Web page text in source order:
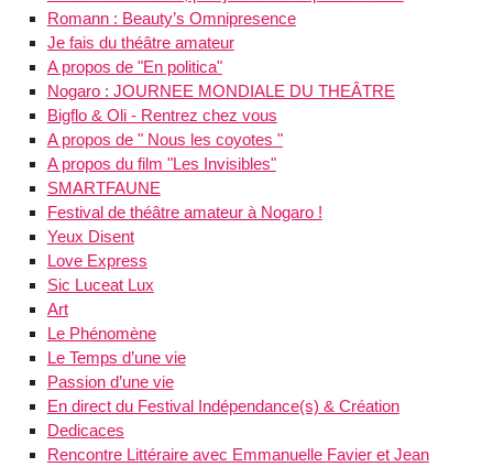
Romann : Beauty’s Omnipresence
Je fais du théâtre amateur
A propos de "En politica"
Nogaro : JOURNEE MONDIALE DU THEÂTRE
Bigflo & Oli - Rentrez chez vous
A propos de " Nous les coyotes "
A propos du film "Les Invisibles"
SMARTFAUNE
Festival de théâtre amateur à Nogaro !
Yeux Disent
Love Express
Sic Luceat Lux
Art
Le Phénomène
Le Temps d’une vie
Passion d’une vie
En direct du Festival Indépendance(s) & Création
Dedicaces
Rencontre Littéraire avec Emmanuelle Favier et Jean